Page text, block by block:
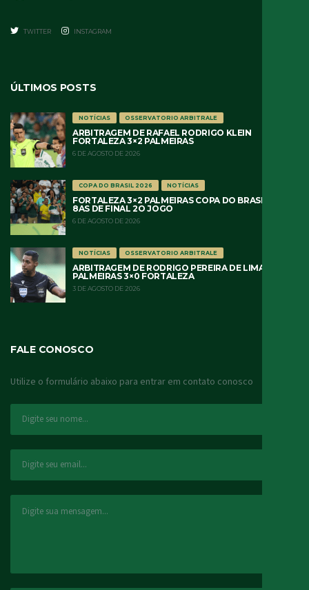
TWITTER INSTAGRAM
ÚLTIMOS POSTS
NOTÍCIAS OSSERVATORIO ARBITRALE
ARBITRAGEM DE RAFAEL RODRIGO KLEIN
FORTALEZA 3×2 PALMEIRAS
6 DE AGOSTO DE 2026
COPA DO BRASIL 2026 NOTÍCIAS
FORTALEZA 3×2 PALMEIRAS COPA DO BRASIL 2026
8AS DE FINAL 2O JOGO
6 DE AGOSTO DE 2026
NOTÍCIAS OSSERVATORIO ARBITRALE
ARBITRAGEM DE RODRIGO PEREIRA DE LIMA
PALMEIRAS 3×0 FORTALEZA
3 DE AGOSTO DE 2026
FALE CONOSCO
Utilize o formulário abaixo para entrar em contato conosco